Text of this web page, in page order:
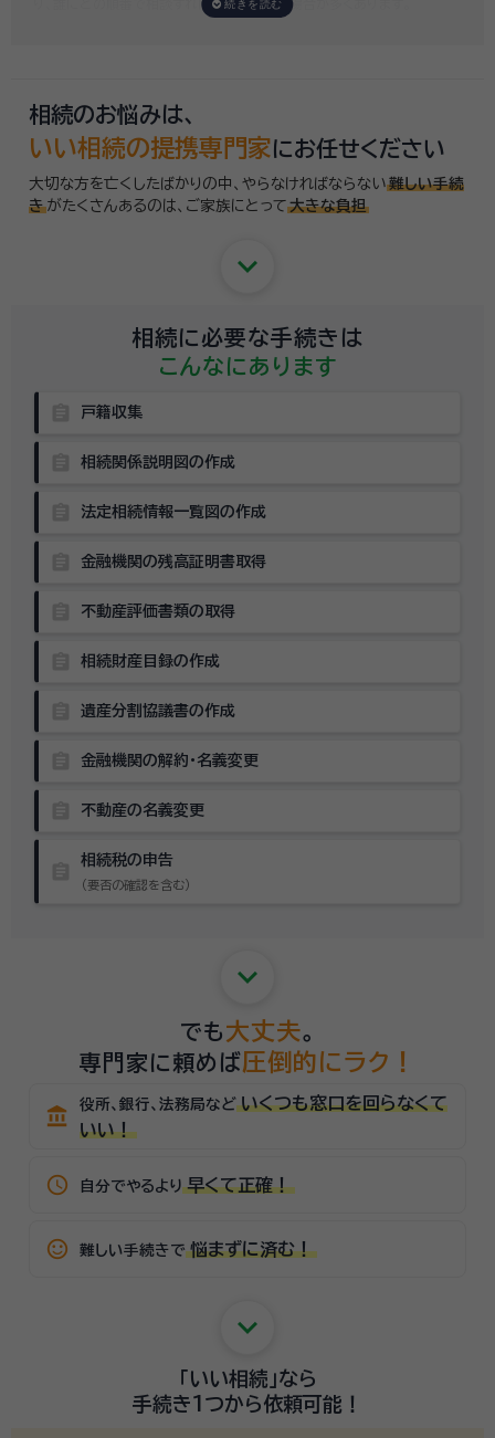
り、誰にどの順番で相談すればいいのか迷う場合が多くあります。
相続のお悩みは、
いい相続の提携専門家にお任せください
大切な方を亡くしたばかりの中、やらなければならない 難しい手続
き がたくさんあるのは、 ご家族にとって 大きな負担
keyboard_arrow_down
相続に必要な手続きは
こんなにあります
戸籍収集
相続関係説明図の作成
法定相続情報一覧図の作成
金融機関の残高証明書取得
不動産評価書類の取得
相続財産目録の作成
遺産分割協議書の作成
金融機関の解約・名義変更
不動産の名義変更
相続税の申告
（要否の確認を含む）
keyboard_arrow_down
でも 大丈夫。
専門家に頼めば圧倒的にラク！
account_balance 役所、銀行、法務局など いくつも窓口を回らなくて
いい！
schedule 自分でやるより 早くて正確！
sentiment_satisfied_alt 難しい手続きで 悩まずに済む！
keyboard_arrow_down
「いい相続」なら
手続き1つから依頼可能！